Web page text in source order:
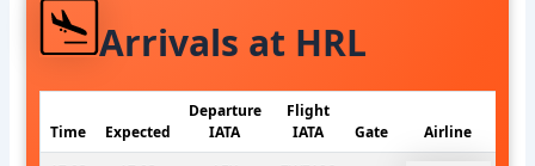
Arrivals at HRL
Time Expected
Departure
IATA
Flight
IATA
Gate
Airline